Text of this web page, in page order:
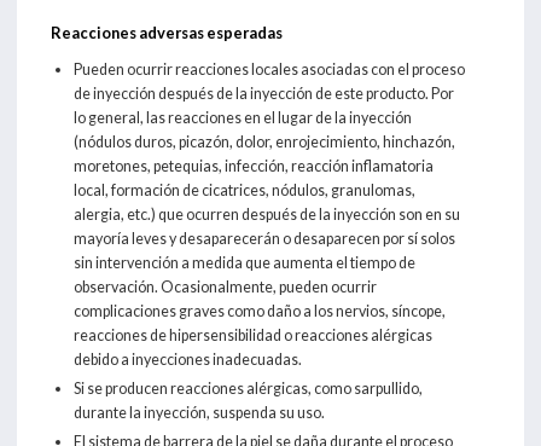
Reacciones adversas esperadas
Pueden ocurrir reacciones locales asociadas con el proceso
de inyección después de la inyección de este producto. Por
lo general, las reacciones en el lugar de la inyección
(nódulos duros, picazón, dolor, enrojecimiento, hinchazón,
moretones, petequias, infección, reacción inflamatoria
local, formación de cicatrices, nódulos, granulomas,
alergia, etc.) que ocurren después de la inyección son en su
mayoría leves y desaparecerán o desaparecen por sí solos
sin intervención a medida que aumenta el tiempo de
observación. Ocasionalmente, pueden ocurrir
complicaciones graves como daño a los nervios, síncope,
reacciones de hipersensibilidad o reacciones alérgicas
debido a inyecciones inadecuadas.
Si se producen reacciones alérgicas, como sarpullido,
durante la inyección, suspenda su uso.
El sistema de barrera de la piel se daña durante el proceso